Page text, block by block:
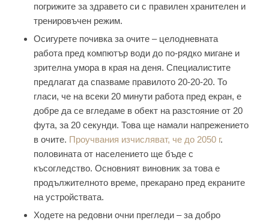
погрижите за здравето си с правилен хранителен и
тренировъчен режим.
Осигурете почивка за очите – целодневната
работа пред компютър води до по-рядко мигане и
зрителна умора в края на деня. Специалистите
предлагат да спазваме правилото 20-20-20. То
гласи, че на всеки 20 минути работа пред екран, е
добре да се вгледаме в обект на разстояние от 20
фута, за 20 секунди. Това ще намали напрежението
в очите. Проучвания изчисляват, че до 2050 г.
половината от населението ще бъде с
късогледство. Основният виновник за това е
продължителното време, прекарано пред екраните
на устройствата.
Ходете на редовни очни прегледи – за добро